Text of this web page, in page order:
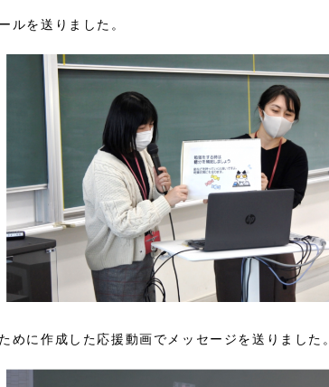
を送りました。
に作成した応援動画でメッセージを送りました。